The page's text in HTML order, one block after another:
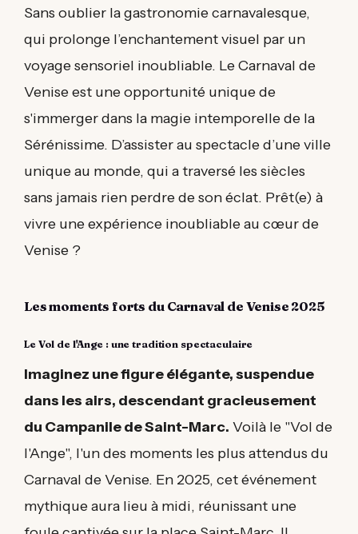
Sans oublier la gastronomie carnavalesque,
qui prolonge l’enchantement visuel par un
voyage sensoriel inoubliable. Le Carnaval de
Venise est une opportunité unique de
s'immerger dans la magie intemporelle de la
Sérénissime. D’assister au spectacle d’une ville
unique au monde, qui a traversé les siècles
sans jamais rien perdre de son éclat. Prêt(e) à
vivre une expérience inoubliable au cœur de
Venise ?
Les moments forts du Carnaval de Venise 2025
Le Vol de l'Ange : une tradition spectaculaire
Imaginez une figure élégante, suspendue
dans les airs, descendant gracieusement
du Campanile de Saint-Marc. Voilà le "Vol de
l'Ange", l'un des moments les plus attendus du
Carnaval de Venise. En 2025, cet événement
mythique aura lieu à midi, réunissant une